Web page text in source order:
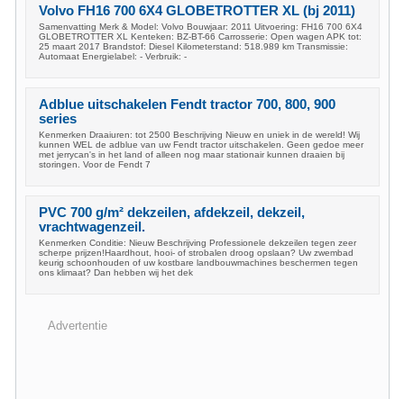
Volvo FH16 700 6X4 GLOBETROTTER XL (bj 2011)
Samenvatting Merk & Model: Volvo Bouwjaar: 2011 Uitvoering: FH16 700 6X4
GLOBETROTTER XL Kenteken: BZ-BT-66 Carrosserie: Open wagen APK tot:
25 maart 2017 Brandstof: Diesel Kilometerstand: 518.989 km Transmissie:
Automaat Energielabel: - Verbruik: -
Adblue uitschakelen Fendt tractor 700, 800, 900
series
Kenmerken Draaiuren: tot 2500 Beschrijving Nieuw en uniek in de wereld! Wij
kunnen WEL de adblue van uw Fendt tractor uitschakelen. Geen gedoe meer
met jerrycan's in het land of alleen nog maar stationair kunnen draaien bij
storingen. Voor de Fendt 7
PVC 700 g/m² dekzeilen, afdekzeil, dekzeil,
vrachtwagenzeil.
Kenmerken Conditie: Nieuw Beschrijving Professionele dekzeilen tegen zeer
scherpe prijzen!Haardhout, hooi- of strobalen droog opslaan? Uw zwembad
keurig schoonhouden of uw kostbare landbouwmachines beschermen tegen
ons klimaat? Dan hebben wij het dek
Advertentie